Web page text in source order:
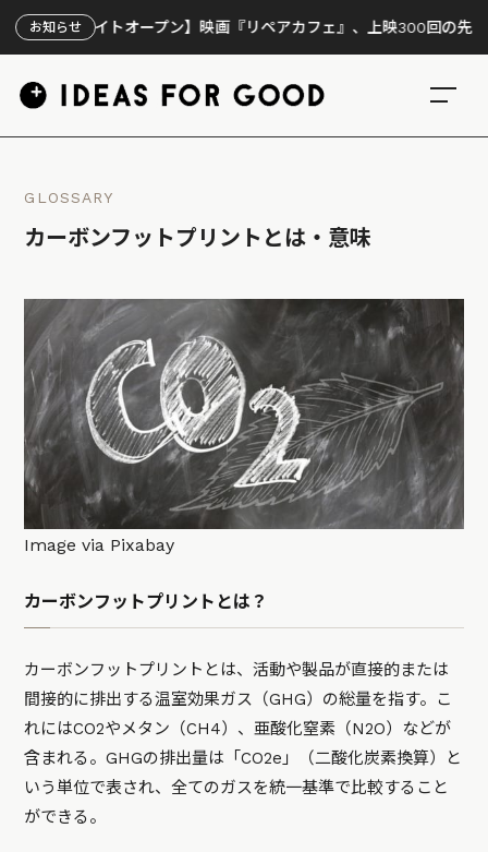
お知らせ
イトオープン】映画『リペアカフェ』、上映300回の先で見えてきた
GLOSSARY
カーボンフットプリントとは・意味
Image via Pixabay
カーボンフットプリントとは？
カーボンフットプリントとは、活動や製品が直接的または
間接的に排出する温室効果ガス（GHG）の総量を指す。こ
れにはCO2やメタン（CH4）、亜酸化窒素（N2O）などが
含まれる。GHGの排出量は「CO2e」（二酸化炭素換算）と
いう単位で表され、全てのガスを統一基準で比較すること
ができる。